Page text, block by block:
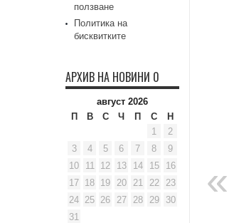
ползване
Политика на
бисквитките
АРХИВ НА НОВИНИ 0
август 2026
П
В С Ч П С
Н
1
2
3
4 5 6 7 8
9
10
11 12 13 14 15
16
17 18 19 20 21 22
23
24 25 26 27 28 29
30
31